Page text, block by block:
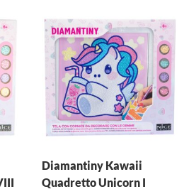
Diamantiny Kawaii
Quadretto Unicorn I